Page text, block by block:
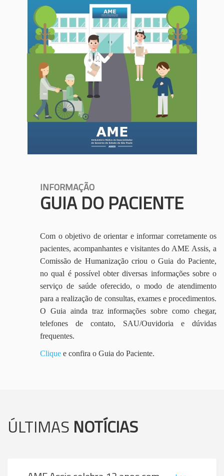
INFORMAÇÃO
GUIA DO PACIENTE
Com o objetivo de orientar e informar corretamente os
pacientes, acompanhantes e visitantes do AME Assis, a
Comissão de Humanização criou o Guia do Paciente,
no qual é possível obter diversas informações sobre o
serviço de saúde oferecido, o modo de atendimento
para a realização de consultas, exames e procedimentos.
O Guia ainda traz informações sobre como chegar,
telefones de contato, SAU/Ouvidoria e dúvidas
frequentes.
Clique e confira o Guia do Paciente.
ÚLTIMAS NOTÍCIAS